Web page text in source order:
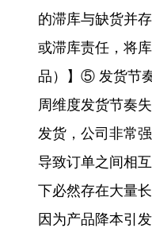
的滞库与缺货并
或滞库责任，将
品）】⑤ 发货节
周维度发货节奏
发货，公司非常
导致订单之间相
下必然存在大量
因为产品降本引